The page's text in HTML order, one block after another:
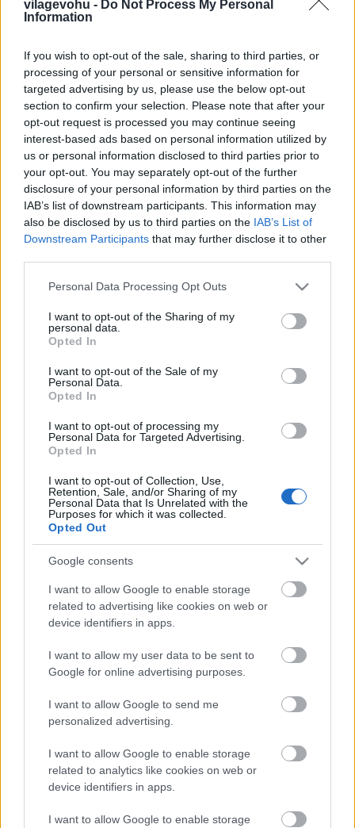
vilagevohu - Do Not Process My Personal
Information
If you wish to opt-out of the sale, sharing to third parties, or
processing of your personal or sensitive information for
targeted advertising by us, please use the below opt-out
section to confirm your selection. Please note that after your
opt-out request is processed you may continue seeing
interest-based ads based on personal information utilized by
us or personal information disclosed to third parties prior to
your opt-out. You may separately opt-out of the further
disclosure of your personal information by third parties on the
IAB’s list of downstream participants. This information may
also be disclosed by us to third parties on the IAB’s List of
Downstream Participants that may further disclose it to other
Please note that this website/app uses one or more Google
not limited to your visit or usage behaviour. You may click to
grant or deny consent to Google and its third-party tags to
use your data for below specified purposes in below Google
consent section.
Personal Data Processing Opt Outs
I want to opt-out of the Sharing of my
personal data.
Opted In
I want to opt-out of the Sale of my
Personal Data.
Opted In
I want to opt-out of processing my
Personal Data for Targeted Advertising.
Opted In
I want to opt-out of Collection, Use,
Retention, Sale, and/or Sharing of my
Personal Data that Is Unrelated with the
Purposes for which it was collected.
Opted Out
Google consents
I want to allow Google to enable storage
related to advertising like cookies on web or
device identifiers in apps.
I want to allow my user data to be sent to
Google for online advertising purposes.
I want to allow Google to send me
personalized advertising.
I want to allow Google to enable storage
related to analytics like cookies on web or
device identifiers in apps.
I want to allow Google to enable storage
Hogy lehet bejutni a Bocuse d'Orra?
Kisokos
világevő •2016. október 22.
Egyre több kérdést kapok, hogy hogy lehet majd
Lyonban szurkolni a magyar csapatnak. Ebben a
folyamatosan bővítve, ha felmerülne újdonság.
Gyors őszi pasta
2016. október 21.